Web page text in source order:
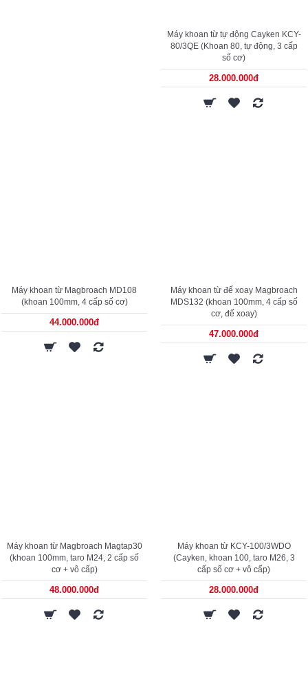
Máy khoan từ tự động Cayken KCY-
80/3QE (Khoan 80, tự động, 3 cấp
số cơ)
28.000.000đ
Máy khoan từ Magbroach MD108
(khoan 100mm, 4 cấp số cơ)
44.000.000đ
Máy khoan từ đế xoay Magbroach
MDS132 (khoan 100mm, 4 cấp số
cơ, đế xoay)
47.000.000đ
Máy khoan từ Magbroach Magtap30
(khoan 100mm, taro M24, 2 cấp số
cơ + vô cấp)
48.000.000đ
Máy khoan từ KCY-100/3WDO
(Cayken, khoan 100, taro M26, 3
cấp số cơ + vô cấp)
28.000.000đ